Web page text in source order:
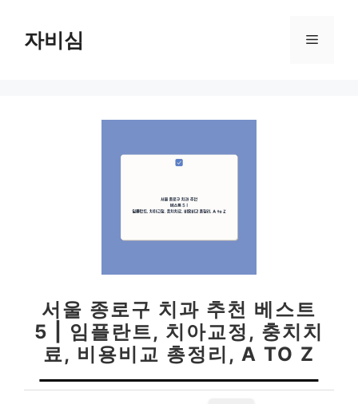
자비심 메
서울 종로구 치과 추천 베스트
5 | 임플란트, 치아교정, 충치치
료, 비용비교 총정리, A TO Z